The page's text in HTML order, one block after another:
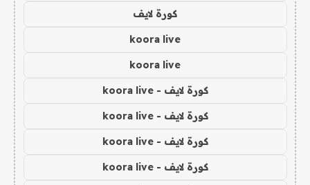
كورة لايف
koora live
koora live
كورة لايف - koora live
كورة لايف - koora live
كورة لايف - koora live
كورة لايف - koora live